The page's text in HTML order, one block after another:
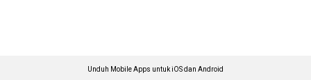
Unduh Mobile Apps untuk iOS dan Android